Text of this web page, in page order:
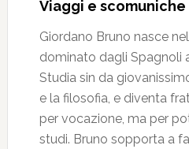
Viaggi e scomuniche
Giordano Bruno nasce
dominato dagli Spagnoli
Studia sin da
e la filosofia, e diventa
per vocazione, ma per
studi. Bruno sopporta a